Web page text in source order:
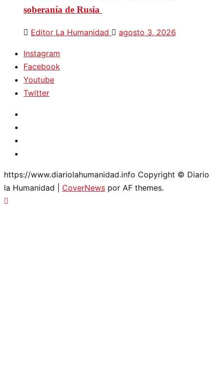
soberanía de Rusia
Editor La Humanidad agosto 3, 2026
Instagram
Facebook
Youtube
Twitter
https://www.diariolahumanidad.info Copyright © Diario
la Humanidad
CoverNews por AF themes.